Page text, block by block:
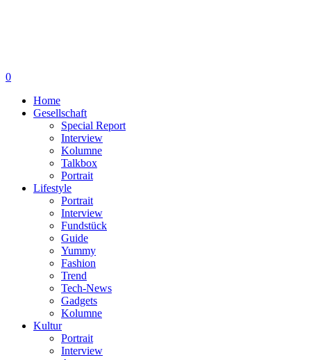
0
Home
Gesellschaft
Special Report
Interview
Kolumne
Talkbox
Portrait
Lifestyle
Portrait
Interview
Fundstück
Guide
Yummy
Fashion
Trend
Tech-News
Gadgets
Kolumne
Kultur
Portrait
Interview